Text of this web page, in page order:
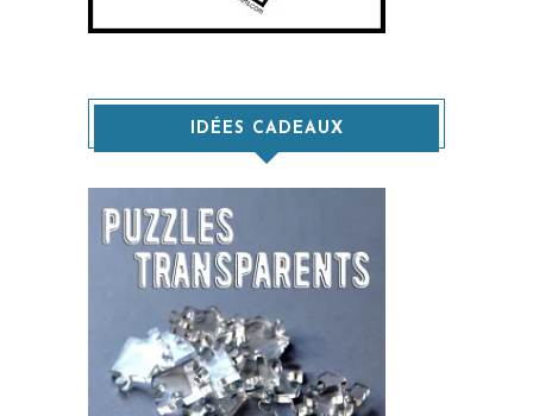
IDÉES CADEAUX